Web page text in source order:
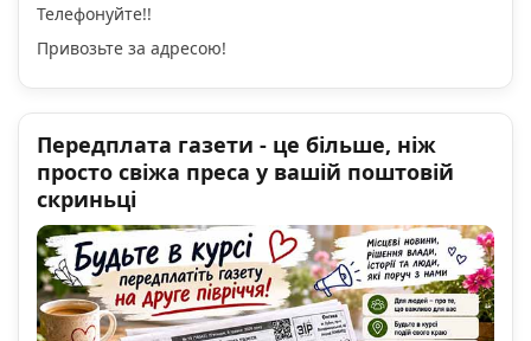
Телефонуйте!!
Привозьте за адресою!
Передплата газети - це більше, ніж
просто свіжа преса у вашій поштовій
скриньці